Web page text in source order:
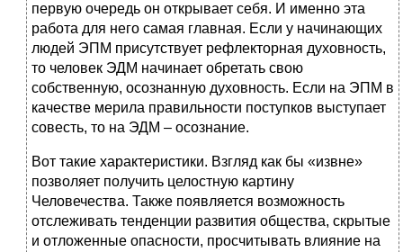
первую очередь он открывает себя. И именно эта
работа для него самая главная. Если у начинающих
людей ЭПМ присутствует рефлекторная духовность,
то человек ЭДМ начинает обретать свою
собственную, осознанную духовность. Если на ЭПМ в
качестве мерила правильности поступков выступает
совесть, то на ЭДМ – осознание.
Вот такие характеристики. Взгляд как бы «извне»
позволяет получить целостную картину
Человечества. Также появляется возможность
отслеживать тенденции развития общества, скрытые
и отложенные опасности, просчитывать влияние на